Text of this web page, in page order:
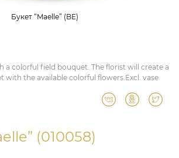
Букет “Maelle” (BE)
a colorful field bouquet. The florist will create a
with the available colorful flowers.Excl. vase
(010058)